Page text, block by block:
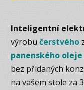
Inteligentní
výrobučerstvého
panenského oleje
bez přidaných
na vašem stole za